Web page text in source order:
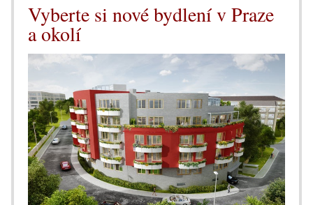
Vyberte si nové bydlení v Praze
a okolí